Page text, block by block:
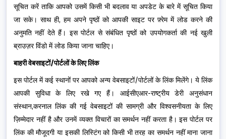
सूचित करें ताकि आपको उसमें किसी भी बदलाव या अपडेट के बारे में सूचित किया
जा सके। साथ ही, हम अपने पृष्ठों को आपकी साइट पर फ़्रेम में लोड करने की
अनुमति नहीं देते हैं। इस पोर्टल से संबंधित पृष्ठों को उपयोगकर्ता की नई खुली
ब्राउज़र विंडो में लोड किया जाना चाहिए।
बाहरी वेबसाइटों/पोर्टलों के लिए लिंक
इस पोर्टल में कई स्थानों पर आपको अन्य वेबसाइटों/पोर्टलों के लिंक मिलेंगे। ये लिंक
आपकी सुविधा के लिए रखे गए हैं। आईसीएआर-राष्ट्रीय डेरी अनुसंधान
संस्थान,करनाल लिंक की गई वेबसाइटों की सामग्री और विश्वसनीयता के लिए
ज़िम्मेदार नहीं है और उनमें व्यक्त विचारों का समर्थन नहीं करता है। इस पोर्टल पर
लिंक की मौजूदगी या इसकी लिस्टिंग को किसी भी तरह का समर्थन नहीं माना जाना